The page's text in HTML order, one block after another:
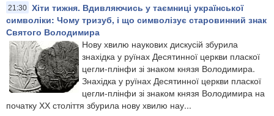
21:30 Хіти тижня. Вдивляючись у таємниці української
символіки: Чому тризуб, і що символізує старовинний знак
Святого Володимира
Нову хвилю наукових дискусій збурила
знахідка у руїнах Десятинної церкви пласкої
цегли-плінфи зі знаком князя Володимира.
Знахідка у руїнах Десятинної церкви пласкої
цегли-плінфи зі знаком князя Володимира на
початку ХХ століття збурила нову хвилю нау...